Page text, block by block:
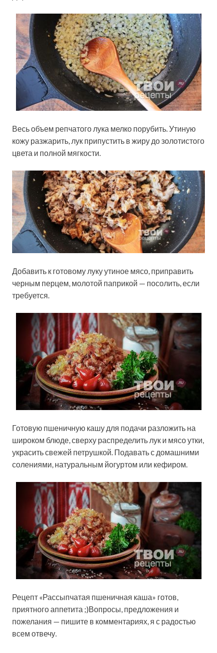
Весь объем репчатого лука мелко порубить. Утиную
кожу разжарить, лук припустить в жиру до золотистого
цвета и полной мягкости.
Добавить к готовому луку утиное мясо, приправить
черным перцем, молотой паприкой — посолить, если
требуется.
Готовую пшеничную кашу для подачи разложить на
широком блюде, сверху распределить лук и мясо утки,
украсить свежей петрушкой. Подавать с домашними
солениями, натуральным йогуртом или кефиром.
Рецепт «Рассыпчатая пшеничная каша» готов,
приятного аппетита ;)Вопросы, предложения и
пожелания — пишите в комментариях, я с радостью
всем отвечу.